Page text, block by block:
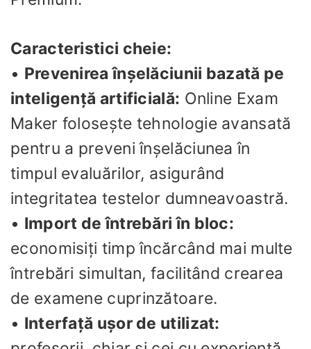
Caracteristici cheie:
• Prevenirea înșelăciunii bazată pe
inteligență artificială: Online Exam
Maker folosește tehnologie avansată
pentru a preveni înșelăciunea în
timpul evaluărilor, asigurând
integritatea testelor dumneavoastră.
• Import de întrebări în bloc:
economisiți timp încărcând mai multe
întrebări simultan, facilitând crearea
de examene cuprinzătoare.
• Interfață ușor de utilizat: